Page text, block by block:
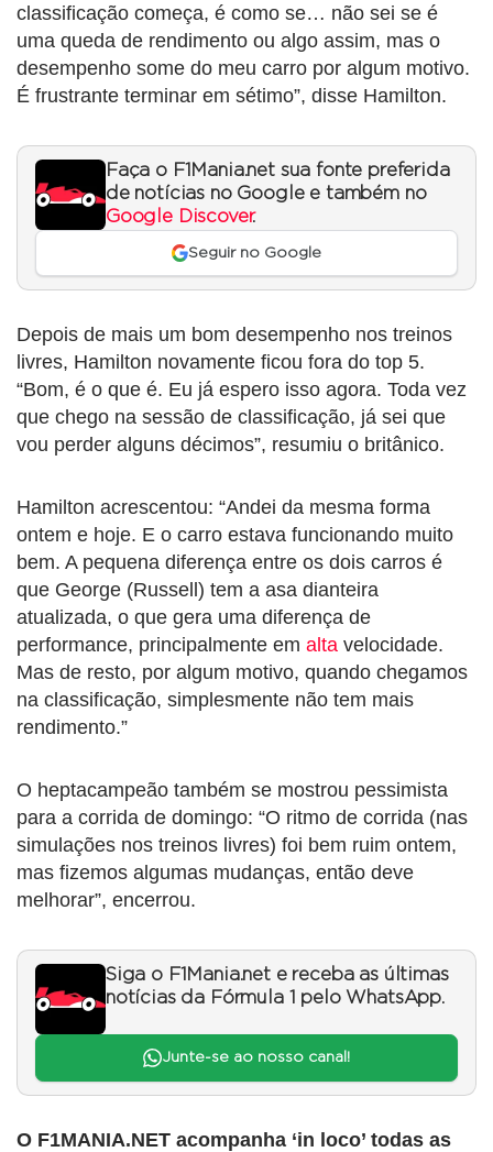
classificação começa, é como se… não sei se é
uma queda de rendimento ou algo assim, mas o
desempenho some do meu carro por algum motivo.
É frustrante terminar em sétimo”, disse Hamilton.
Faça o F1Mania.net sua fonte preferida
de notícias no Google e também no
Google Discover.
Seguir no Google
Depois de mais um bom desempenho nos treinos
livres, Hamilton novamente ficou fora do top 5.
“Bom, é o que é. Eu já espero isso agora. Toda vez
que chego na sessão de classificação, já sei que
vou perder alguns décimos”, resumiu o britânico.
Hamilton acrescentou: “Andei da mesma forma
ontem e hoje. E o carro estava funcionando muito
bem. A pequena diferença entre os dois carros é
que George (Russell) tem a asa dianteira
atualizada, o que gera uma diferença de
performance, principalmente em alta velocidade.
Mas de resto, por algum motivo, quando chegamos
na classificação, simplesmente não tem mais
rendimento.”
O heptacampeão também se mostrou pessimista
para a corrida de domingo: “O ritmo de corrida (nas
simulações nos treinos livres) foi bem ruim ontem,
mas fizemos algumas mudanças, então deve
melhorar”, encerrou.
Siga o F1Mania.net e receba as últimas
notícias da Fórmula 1 pelo WhatsApp.
Junte-se ao nosso canal!
O F1MANIA.NET acompanha ‘in loco’ todas as